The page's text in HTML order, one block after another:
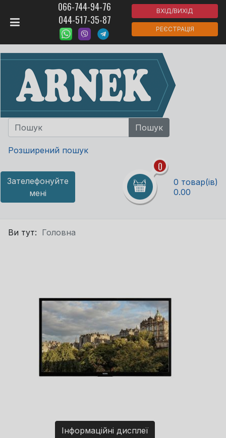
066-744-94-76
044-517-35-87
ВХІД/ВИХІД
РЕЄСТРАЦІЯ
Розширений пошук
Зателефонуйте
мені
0
0 товар(ів)
0.00
Ви тут: Головна
Інформаційні дисплеї